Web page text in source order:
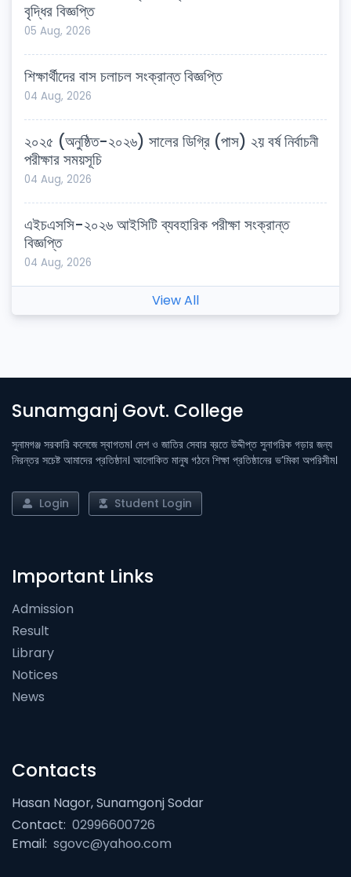
বৃদ্ধির বিজ্ঞপ্তি
05 Aug, 2026
শিক্ষার্থীদের বাস চলাচল সংক্রান্ত বিজ্ঞপ্তি
04 Aug, 2026
২০২৫ (অনুষ্ঠিত-২০২৬) সালের ডিগ্রি (পাস) ২য় বর্ষ নির্বাচনী
পরীক্ষার সময়সূচি
04 Aug, 2026
এইচএসসি-২০২৬ আইসিটি ব্যবহারিক পরীক্ষা সংক্রান্ত
বিজ্ঞপ্তি
04 Aug, 2026
View All
Sunamganj Govt. College
সুনামগঞ্জ সরকারি কলেজে স্বাগতম। দেশ ও জাতির সেবার ব্রতে উদ্দীপ্ত সুনাগরিক গড়ার জন্য
নিরন্তর সচেষ্ট আমাদের প্রতিষ্ঠান। আলোকিত মানুষ গঠনে শিক্ষা প্রতিষ্ঠানের ভ’মিকা অপরিসীম।
Login Student Login
Important Links
Admission
Result
Library
Notices
News
Contacts
Hasan Nagor, Sunamgonj Sodar
Contact: 02996600726
Email: sgovc@yahoo.com